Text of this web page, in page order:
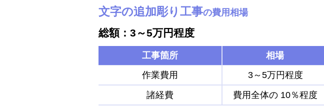
文字の追加彫り工事の費用相場
総額：3～5万円程度
工事箇所
相場
作業費用
3～5万円程度
諸経費
費用全体の 10％程度